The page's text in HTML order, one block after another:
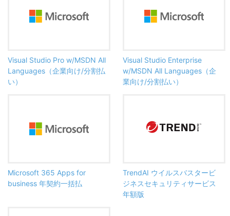
Visual Studio Pro w/MSDN All
Languages（企業向け/分割払
い）
Visual Studio Enterprise
w/MSDN All Languages（企
業向け/分割払い）
Microsoft 365 Apps for
business 年契約一括払
TrendAI ウイルスバスタービ
ジネスセキュリティサービス
年額版